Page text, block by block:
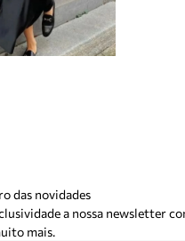
das novidades
a nossa newsletter
mais.